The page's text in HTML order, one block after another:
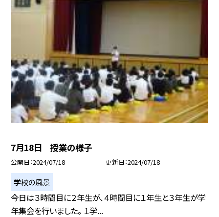
7月18日 授業の様子
公開日 2024/07/18 更新日 2024/07/18
学校の風景
今日は３時間目に２年生が、４時間目に１年生と３年生が学
年集会を行いました。 １学...